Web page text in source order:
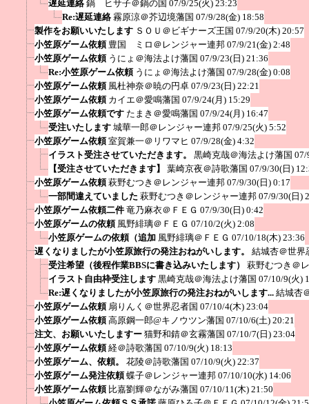
遅延連絡 鍋 ヒサ子＠鍋の国 07/9/25(火) 23:23
Re:遅延連絡 霧原涼＠芥辺境藩国 07/9/28(金) 18:58
製作をお願いいたします ＳＯＵ＠ビギナーズ王国 07/9/20(木) 20:57
小笠原ゲーム依頼 豊国 ミロ＠レンジャー連邦 07/9/21(金) 2:48
小笠原ゲーム依頼 うにょ＠海法よけ藩国 07/9/23(日) 21:36
Re:小笠原ゲーム依頼 うにょ＠海法よけ藩国 07/9/28(金) 0:08
小笠原ゲーム依頼 風杜神奈＠暁の円卓 07/9/23(日) 22:21
小笠原ゲーム依頼 カイエ＠愛鳴藩国 07/9/24(月) 15:29
小笠原ゲーム依頼です たまき＠愛鳴藩国 07/9/24(月) 16:47
受注いたします 城華一郎＠レンジャー連邦 07/9/25(火) 5:52
小笠原ゲーム依頼 室賀兼一＠リワマヒ 07/9/28(金) 4:32
イラスト受注させていただきます。
黒崎克哉＠海法よけ藩国 07/
【受注させていただきます】
葉崎京夜＠詩歌藩国 07/9/30(日)
小笠原ゲーム依頼 萩野むつき＠レンジャー連邦 07/9/30(日) 0:17
一部間違えていました 萩野むつき＠レンジャー連邦 07/9/30(日)
小笠原ゲーム依頼二件 竜乃麻衣＠ＦＥＧ 07/9/30(日) 0:42
小笠原ゲームの依頼 風野緋璃＠ＦＥＧ 07/10/2(火) 2:08
小笠原ゲームの依頼（追加 風野緋璃＠ＦＥＧ 07/10/18(木) 23:36
遅くなりましたが小笠原旅行の発注おねがいします。
結城杏＠世界
受注希望（後程作業BBSに書き込みいたします）
萩野むつき＠
イラスト自由枠受注します 黒崎克哉＠海法よけ藩国 07/10/9(火)
Re:遅くなりましたが小笠原旅行の発注おねがいします... 結城杏
小笠原ゲーム依頼 扇りんく＠世界忍者国 07/10/4(木) 23:04
小笠原ゲーム依頼 高原鋼一郎@キノウツン藩国 07/10/6(土) 20:21
注文、お願いいたしますー 猫野和錆＠玄霧藩国 07/10/7(日) 23:04
小笠原ゲーム依頼 経＠詩歌藩国 07/10/9(火) 18:13
小笠原ゲーム、依頼。
花陵＠詩歌藩国 07/10/9(火) 22:37
小笠原ゲーム発注依頼 蝶子＠レンジャー連邦 07/10/10(水) 14:06
小笠原ゲーム依頼 比嘉劉輝＠ながみ藩国 07/10/11(木) 21:50